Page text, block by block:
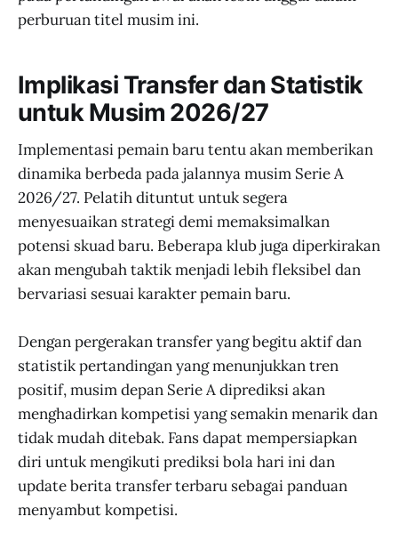
perburuan titel musim ini.
Implikasi Transfer dan Statistik
untuk Musim 2026/27
Implementasi pemain baru tentu akan memberikan
dinamika berbeda pada jalannya musim Serie A
2026/27. Pelatih dituntut untuk segera
menyesuaikan strategi demi memaksimalkan
potensi skuad baru. Beberapa klub juga diperkirakan
akan mengubah taktik menjadi lebih fleksibel dan
bervariasi sesuai karakter pemain baru.
Dengan pergerakan transfer yang begitu aktif dan
statistik pertandingan yang menunjukkan tren
positif, musim depan Serie A diprediksi akan
menghadirkan kompetisi yang semakin menarik dan
tidak mudah ditebak. Fans dapat mempersiapkan
diri untuk mengikuti prediksi bola hari ini dan
update berita transfer terbaru sebagai panduan
menyambut kompetisi.